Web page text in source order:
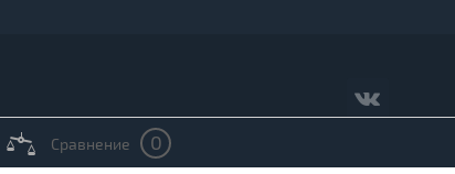
Сравнение 0